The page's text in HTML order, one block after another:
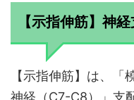
【示指伸筋】神
【示指伸筋】は、「
神経（C7-C8）」支